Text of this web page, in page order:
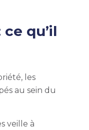
qu’il
les
au sein du
veille à